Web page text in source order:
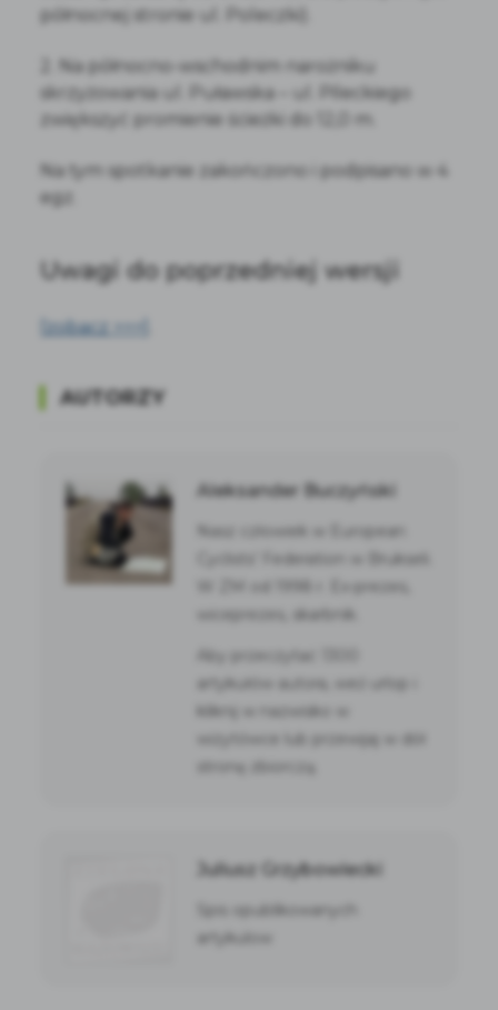
północnej stronie ul. Poleczki).
2. Na północno-wschodnim narożniku
skrzyżowania ul. Puławska – ul. Pileckiego
zwiększyć promienie ścieżki do 12,0 m.
Na tym spotkanie zakończono i podpisano w 4
egz.
Uwagi do poprzedniej wersji
[zobacz >>>]
AUTORZY
Aleksander Buczyński
Nasz człowiek w European
Cyclists’ Federation w Brukseli.
wiceprezes, skarbnik.
Aby przeczytać 1300
artykułów autora, weź urlop i
kliknij w nazwisko w
wizytówce lub przewijaj w dół
stronę zbiorczą.
Juliusz Grzybowiecki
Spis opublikowanych
artykulow